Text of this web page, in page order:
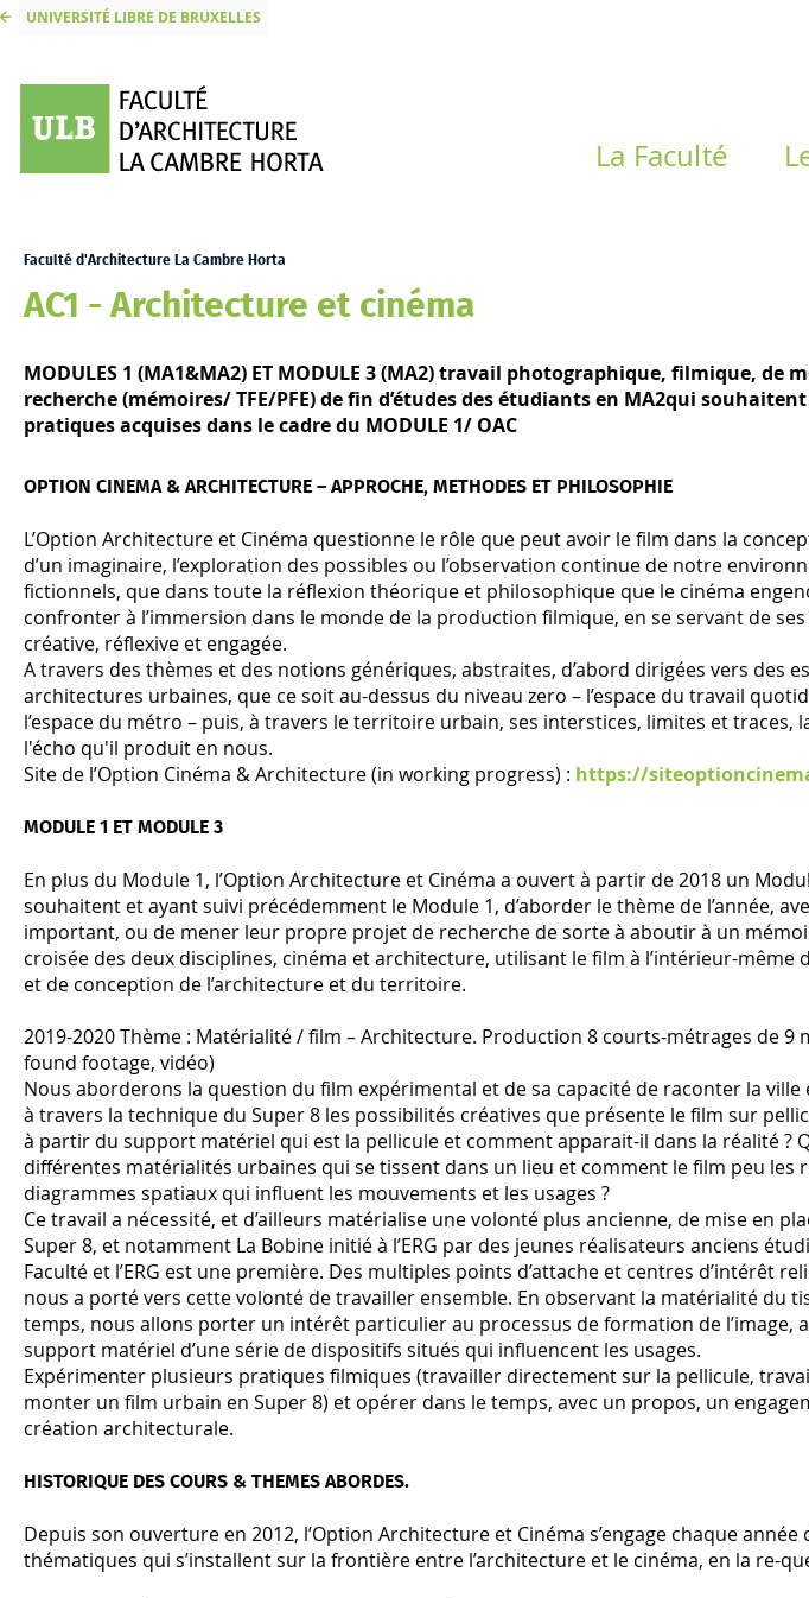
UNIVERSITÉ LIBRE DE BRUXELLES
La Faculté
Faculté d'Architecture La Cambre Horta
AC1 - Architecture et cinéma
MODULES 1 (MA1&MA2) ET MODULE 3 (MA2) travail photographique, filmique, de
recherche (mémoires/ TFE/PFE) de fin d’études des étudiants en MA2qui
pratiques acquises dans le cadre du MODULE 1/ OAC
OPTION CINEMA & ARCHITECTURE – APPROCHE, METHODES ET PHILOSOPHIE
L’Option Architecture et Cinéma questionne le rôle que peut avoir le film dans la
d’un imaginaire, l’exploration des possibles ou l’observation continue de notre
fictionnels, que dans toute la réflexion théorique et philosophique que le cinéma
confronter à l’immersion dans le monde de la production filmique, en se servant de
créative, réflexive et engagée.
A travers des thèmes et des notions génériques, abstraites, d’abord dirigées vers des
architectures urbaines, que ce soit au-dessus du niveau zero – l’espace du travail
l’espace du métro – puis, à travers le territoire urbain, ses interstices, limites et
l'écho qu'il produit en nous.
Site de l’Option Cinéma & Architecture (in working progress) : https://
MODULE 1 ET MODULE 3
En plus du Module 1, l’Option Architecture et Cinéma a ouvert à partir de 2018 un
souhaitent et ayant suivi précédemment le Module 1, d’aborder le thème de l’année,
important, ou de mener leur propre projet de recherche de sorte à aboutir à un
croisée des deux disciplines, cinéma et architecture, utilisant le film à l’intérieur-même
et de conception de l’architecture et du territoire.
2019-2020 Thème : Matérialité / film – Architecture. Production 8 courts-métrages de 9
found footage, vidéo)
Nous aborderons la question du film expérimental et de sa capacité de raconter la
à travers la technique du Super 8 les possibilités créatives que présente le film sur
à partir du support matériel qui est la pellicule et comment apparait-il dans la réalité ?
différentes matérialités urbaines qui se tissent dans un lieu et comment le film peu les
diagrammes spatiaux qui influent les mouvements et les usages ?
Ce travail a nécessité, et d’ailleurs matérialise une volonté plus ancienne, de mise en
Super 8, et notamment La Bobine initié à l’ERG par des jeunes réalisateurs anciens
Faculté et l’ERG est une première. Des multiples points d’attache et centres d’intérêt
nous a porté vers cette volonté de travailler ensemble. En observant la matérialité du
temps, nous allons porter un intérêt particulier au processus de formation de l’image,
support matériel d’une série de dispositifs situés qui influencent les usages.
Expérimenter plusieurs pratiques filmiques (travailler directement sur la pellicule,
monter un film urbain en Super 8) et opérer dans le temps, avec un propos, un
création architecturale.
HISTORIQUE DES COURS & THEMES ABORDES.
Depuis son ouverture en 2012, l’Option Architecture et Cinéma s’engage chaque
thématiques qui s’installent sur la frontière entre l’architecture et le cinéma, en la re-